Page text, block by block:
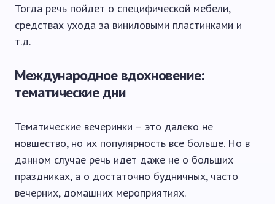
Тогда речь пойдет о специфической мебели,
средствах ухода за виниловыми пластинками и
т.д.
Международное вдохновение:
тематические дни
Тематические вечеринки – это далеко не
новшество, но их популярность все больше. Но в
данном случае речь идет даже не о больших
праздниках, а о достаточно будничных, часто
вечерних, домашних мероприятиях.